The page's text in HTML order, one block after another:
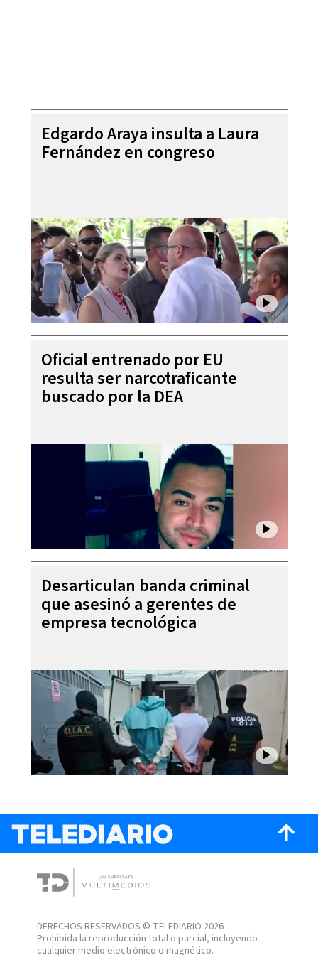
Edgardo Araya insulta a Laura
Fernández en congreso
Oficial entrenado por EU
resulta ser narcotraficante
buscado por la DEA
Desarticulan banda criminal
que asesinó a gerentes de
empresa tecnológica
DERECHOS RESERVADOS © TELEDIARIO 2026
Prohibida la reproducción total o parcial, incluyendo
cualquier medio electrónico o magnético.